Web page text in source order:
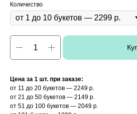
Количество
Цена за 1 шт. при заказе:
от 11 до 20 букетов — 2249 р.
от 21 до 50 букетов — 2149 р.
от 51 до 100 букетов — 2049 р.